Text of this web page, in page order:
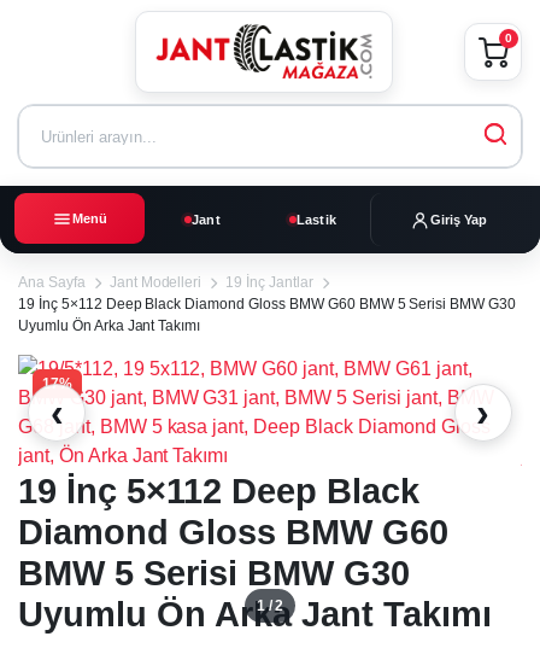
Menü Jant Lastik Giriş Yap
0
Ana Sayfa Jant Modelleri
19 İnç Jantlar
19 İnç 5×112 Deep Black Diamond Gloss BMW G60 BMW 5 Serisi BMW G30
Uyumlu Ön Arka Jant Takımı
17%
‹
1 / 2
›
19 İnç 5×112 Deep Black
Diamond Gloss BMW G60
BMW 5 Serisi BMW G30
Uyumlu Ön Arka Jant Takımı